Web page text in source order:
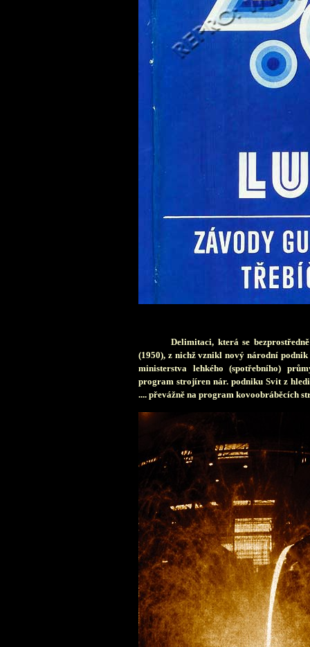
Delimitaci, která se
(1950), z nichž vznikl nový národní
ministerstva lehkého (spotřebního)
program strojíren nár. podniku Svit z
.... převážně na program kovoobráběcích